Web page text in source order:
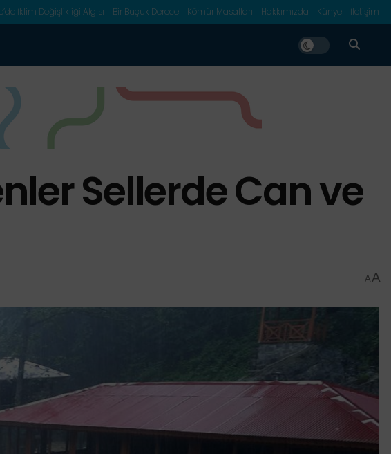
İklim Değişlikliği Algısı Bir Buçuk Derece Kömür Masalları Hakkımızda Künye İletişim
Sellerde Can ve
AA